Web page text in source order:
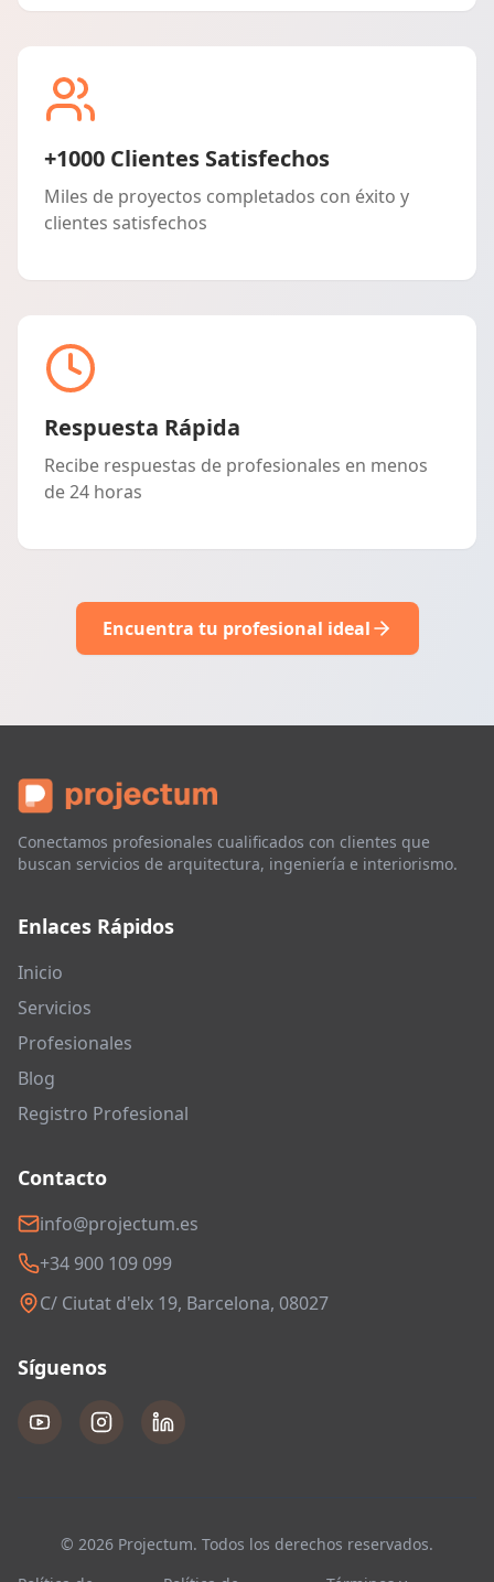
+1000 Clientes Satisfechos
Miles de proyectos completados con éxito y
clientes satisfechos
Respuesta Rápida
Recibe respuestas de profesionales en menos
de 24 horas
Encuentra tu profesional ideal
Conectamos profesionales cualificados con clientes que
buscan servicios de arquitectura, ingeniería e interiorismo.
Enlaces Rápidos
Inicio
Servicios
Profesionales
Blog
Registro Profesional
Contacto
info@projectum.es
+34 900 109 099
C/ Ciutat d'elx 19, Barcelona, 08027
Síguenos
© 2026 Projectum. Todos los derechos reservados.